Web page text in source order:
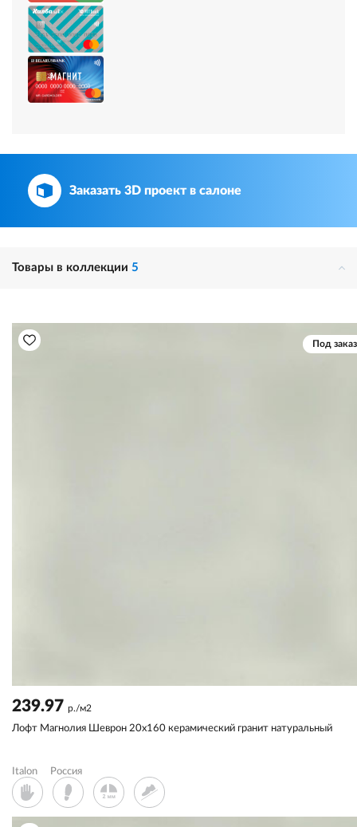
Заказать 3D проект в салоне
Товары в коллекции 5
Под заказ
239.97 р./м2
Лофт Магнолия Шеврон 20x160 керамический гранит натуральный
Italon Россия